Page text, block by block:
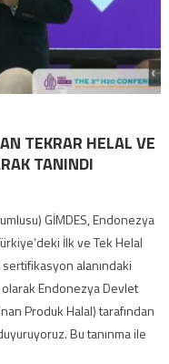
TEKRAR HELAL VE
TANINDI
GİMDES, Endonezya
İlk ve Tek Helal
alanındaki
olarak Endonezya Devlet
Produk Halal) tarafından
Bu tanınma ile